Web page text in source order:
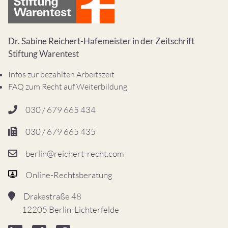
Dr. Sabine Reichert-Hafemeister in der Zeitschrift
Stiftung Warentest
Infos zur bezahlten Arbeitszeit
FAQ zum Recht auf Weiterbildung
030 / 679 665 434
030 / 679 665 435
berlin@reichert-recht.com
Online-Rechtsberatung
Drakestraße 48
12205 Berlin-Lichterfelde